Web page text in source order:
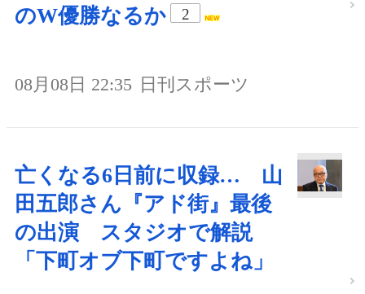
のW優勝なるか
2
08月08日 22:35 日刊スポーツ
亡くなる6日前に収録… 山
田五郎さん『アド街』最後
の出演 スタジオで解説
「下町オブ下町ですよね」